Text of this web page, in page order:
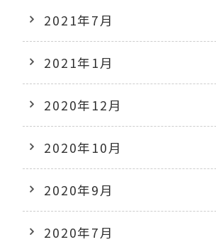
2021年7月
2021年1月
2020年12月
2020年10月
2020年9月
2020年7月